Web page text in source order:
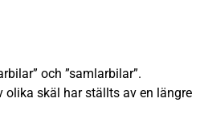
och ”samlarbilar”.
olika skäl har ställts av en längre